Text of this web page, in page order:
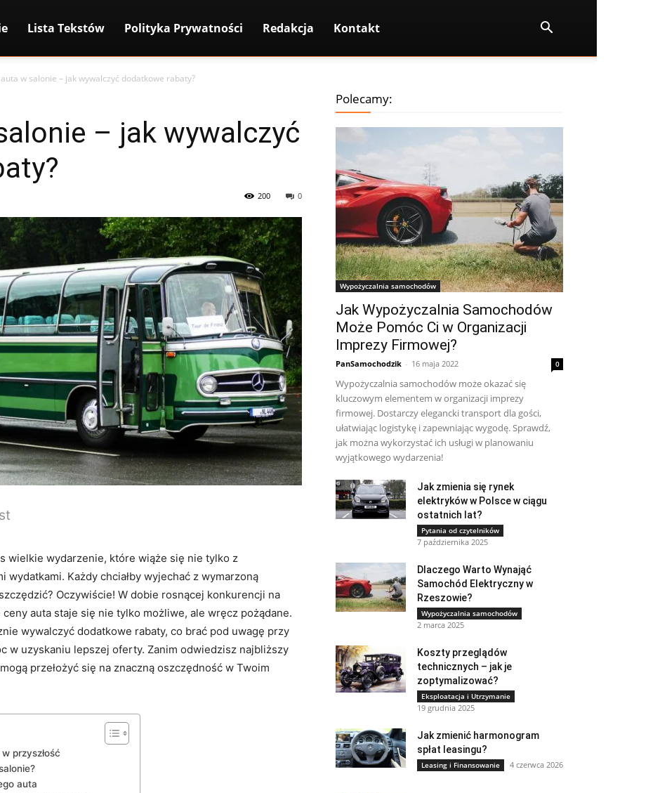
Lista Tekstów Polityka Prywatności Redakcja Kontakt
w salonie – jak wywalczyć dodatkowe rabaty?
– jak wywalczyć
0
200
wielkie wydarzenie, które wiąże się nie tylko z
wydatkami. Każdy chciałby wyjechać z wymarzoną
Oczywiście! W dobie rosnącej konkurencji na
auta staje się nie tylko możliwe, ale wręcz pożądane.
wywalczyć dodatkowe rabaty, co brać pod uwagę przy
w uzyskaniu lepszej oferty. Zanim odwiedzisz najbliższy
przełożyć się na znaczną oszczędność w Twoim
przyszłość
auta
Polecamy:
Wypożyczalnia samochodów
Jak Wypożyczalnia Samochodów
Może Pomóc Ci w Organizacji
Imprezy Firmowej?
PanSamochodzik - 16 maja 2022 0
Wypożyczalnia samochodów może okazać się
kluczowym elementem w organizacji imprezy
firmowej. Dostarczy elegancki transport dla gości,
ułatwiając logistykę i zapewniając wygodę. Sprawdź,
jak można wykorzystać ich usługi w planowaniu
wyjątkowego wydarzenia!
Jak zmienia się rynek
elektryków w Polsce w ciągu
ostatnich lat?
Pytania od czytelników
7 października 2025
Dlaczego Warto Wynająć
Samochód Elektryczny w
Rzeszowie?
Wypożyczalnia samochodów
2 marca 2025
Koszty przeglądów
technicznych – jak je
zoptymalizować?
Eksploatacja i Utrzymanie
19 grudnia 2025
Jak zmienić harmonogram
spłat leasingu?
Leasing i Finansowanie 4 czerwca 2026